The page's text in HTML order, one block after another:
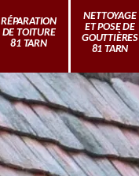
RÉPARATION
DE TOITURE
81 TARN
NETTOYAGE
ET POSE DE
GOUTTIÈRES
81 TARN